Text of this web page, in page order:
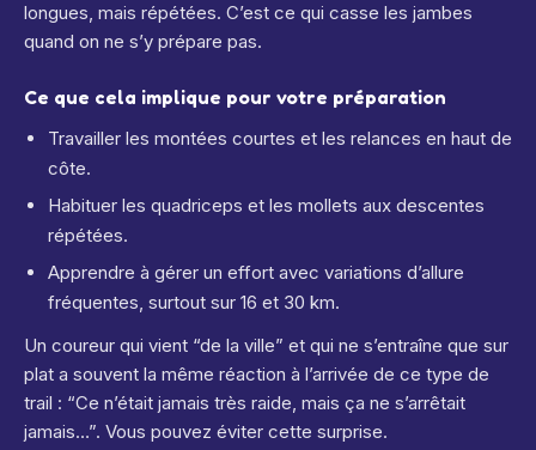
longues, mais répétées. C’est ce qui casse les jambes
quand on ne s’y prépare pas.
Ce que cela implique pour votre préparation
Travailler les montées courtes et les relances en haut de
côte.
Habitu­er les quadriceps et les mollets aux descentes
répétées.
Apprendre à gérer un effort avec variations d’allure
fréquentes, surtout sur 16 et 30 km.
Un coureur qui vient “de la ville” et qui ne s’entraîne que sur
plat a souvent la même réaction à l’arrivée de ce type de
trail : “Ce n’était jamais très raide, mais ça ne s’arrêtait
jamais…”. Vous pouvez éviter cette surprise.